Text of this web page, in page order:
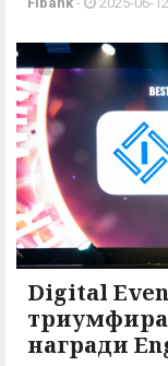
Digital
награди